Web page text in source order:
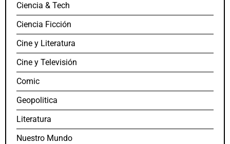
Ciencia & Tech
Ciencia Ficción
Cine y Literatura
Cine y Televisión
Comic
Geopolitica
Literatura
Nuestro Mundo